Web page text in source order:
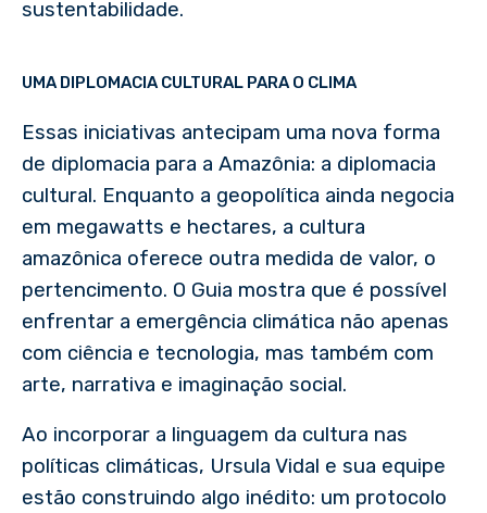
sustentabilidade.
UMA DIPLOMACIA CULTURAL PARA O CLIMA
Essas iniciativas antecipam uma nova forma
de diplomacia para a Amazônia: a diplomacia
cultural. Enquanto a geopolítica ainda negocia
em megawatts e hectares, a cultura
amazônica oferece outra medida de valor, o
pertencimento. O Guia mostra que é possível
enfrentar a emergência climática não apenas
com ciência e tecnologia, mas também com
arte, narrativa e imaginação social.
Ao incorporar a linguagem da cultura nas
políticas climáticas, Ursula Vidal e sua equipe
estão construindo algo inédito: um protocolo